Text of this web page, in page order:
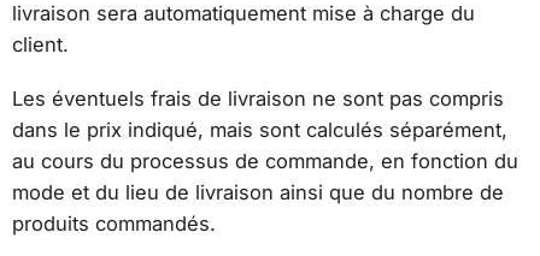
livraison sera automatiquement mise à charge du
client.
Les éventuels frais de livraison ne sont pas compris
dans le prix indiqué, mais sont calculés séparément,
au cours du processus de commande, en fonction du
mode et du lieu de livraison ainsi que du nombre de
produits commandés.